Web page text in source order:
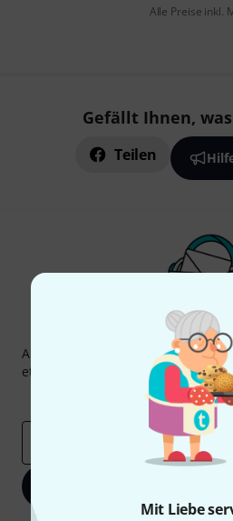
Mit Liebe
Alle Preise inkl.
Gefällt Ihnen,
Teilen
Thomann
Abonniere den Thomann
etwas Glück einen von 50
Inspirierende Beiträge